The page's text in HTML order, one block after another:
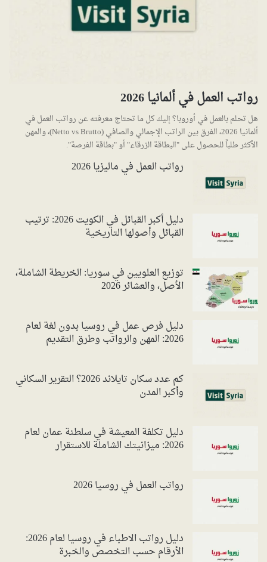
رواتب العمل في ألمانيا 2026
هل تحلم بالعمل في أوروبا؟ إليك كل ما تحتاج معرفته عن رواتب العمل في
ألمانيا 2026، الفرق بين الراتب الإجمالي والصافي (Netto vs Brutto)، والمهن
الأكثر طلباً للحصول على "البطاقة الزرقاء" أو "بطاقة الفرصة".
رواتب العمل في ماليزيا 2026
دليل أكبر القبائل في الكويت 2026: ترتيب
القبائل وأصولها التاريخية
توزيع العلويين في سوريا: الخريطة الشاملة،
الأصل، والعشائر 2026
دليل فرص عمل في روسيا بدون لغة لعام
2026: المهن والرواتب وطرق التقديم
كم عدد سكان تايلاند 2026؟ التقرير السكاني
وأكبر المدن
دليل تكلفة المعيشة في سلطنة عمان لعام
2026: ميزانيتك الشاملة للاستقرار
رواتب العمل في روسيا 2026
دليل رواتب الاطباء في روسيا لعام 2026:
الأرقام حسب التخصص والخبرة